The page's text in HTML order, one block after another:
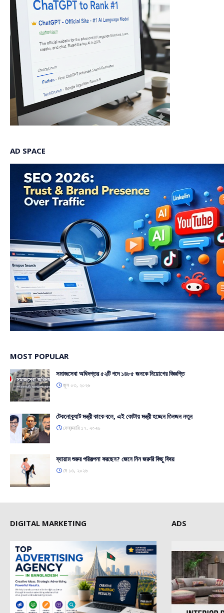
AD SPACE
MOST POPULAR
সমাজসেবা অধিদপ্তর ৫২টি পদে ১৪৮৫ জনকে নিয়োগের বিজ্ঞপ্তি
জুন ০৩, ২০২৬
টেকনোক্র্যাট মন্ত্রী কাকে বলে, এই কোটায় মন্ত্রী হচ্ছেন তিনজন নতুন
ফেব্রুয়ারি ১৭, ২০২৬
ব্যায়াম শুরুর পরিকল্পনা করছেন? জেনে নিন জরুরি কিছু বিষয়
মে ১৩, ২০২৬
DIGITAL MARKETING ADS